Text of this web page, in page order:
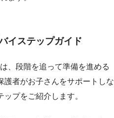
イステップガイド
、段階を追って準備を進める
護者がお子さんをサポートしな
プをご紹介します。